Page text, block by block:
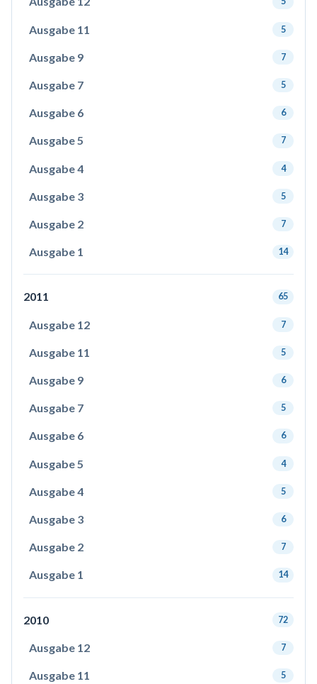
Ausgabe 11 5
Ausgabe 9 7
Ausgabe 7 5
Ausgabe 6 6
Ausgabe 5 7
Ausgabe 4 4
Ausgabe 3 5
Ausgabe 2 7
Ausgabe 1 14
2011 65
Ausgabe 12 7
Ausgabe 11 5
Ausgabe 9 6
Ausgabe 7 5
Ausgabe 6 6
Ausgabe 5 4
Ausgabe 4 5
Ausgabe 3 6
Ausgabe 2 7
Ausgabe 1 14
2010 72
Ausgabe 12 7
Ausgabe 11 5